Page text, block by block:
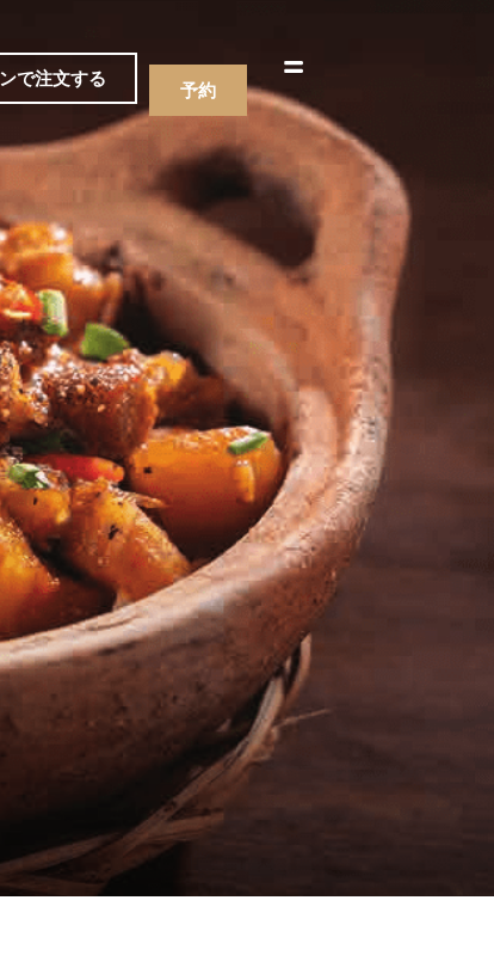
ー
物
で注文する 予約
ー
物